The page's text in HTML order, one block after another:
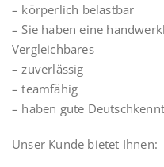
– körperlich belastbar
– Sie haben eine
Vergleichbares
– zuverlässig
– teamfähig
– haben gute
Unser Kunde bietet Ihnen: